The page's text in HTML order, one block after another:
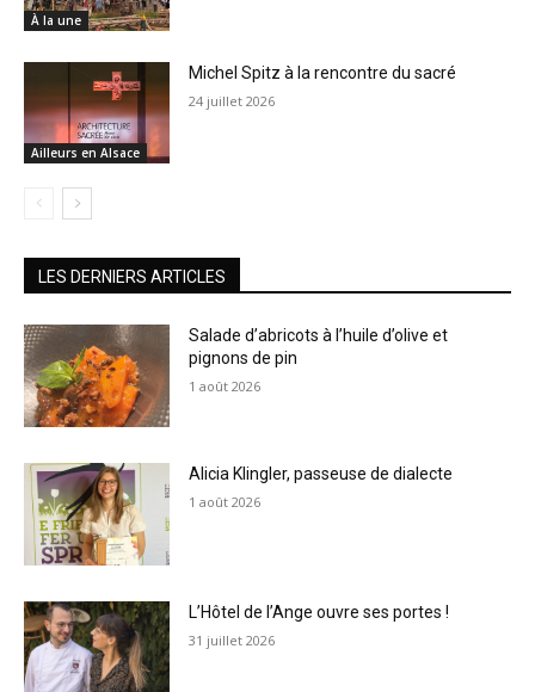
À la une
Ailleurs en Alsace
Michel Spitz à la rencontre du sacré
24 juillet 2026
LES DERNIERS ARTICLES
Salade d’abricots à l’huile d’olive et
pignons de pin
1 août 2026
Alicia Klingler, passeuse de dialecte
1 août 2026
L’Hôtel de l’Ange ouvre ses portes !
31 juillet 2026